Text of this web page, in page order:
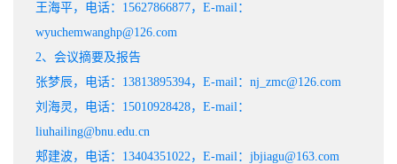
王海平，电话：15627866877，E-mail：
wyuchemwanghp@126.com
2、会议摘要及报告
张梦辰，电话：13813895394，E-mail：nj_zmc@126.com
刘海灵，电话：15010928428，E-mail：
liuhailing@bnu.edu.cn
郏建波，电话：13404351022，E-mail：jbjiagu@163.com